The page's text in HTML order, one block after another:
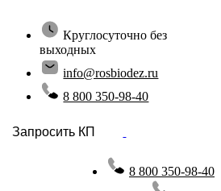
Круглосуточно без
выходных
info@rosbiodez.ru
8 800 350-98-40
Запросить КП
8 800 350-98-40